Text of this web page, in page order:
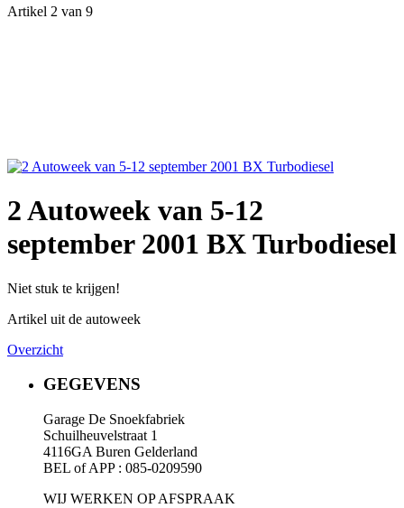
Artikel 2 van 9
2 Autoweek van 5-12
september 2001 BX Turbodiesel
Niet stuk te krijgen!
Artikel uit de autoweek
Overzicht
GEGEVENS
Garage De Snoekfabriek
Schuilheuvelstraat 1
4116GA Buren Gelderland
BEL of APP : 085-0209590
WIJ WERKEN OP AFSPRAAK